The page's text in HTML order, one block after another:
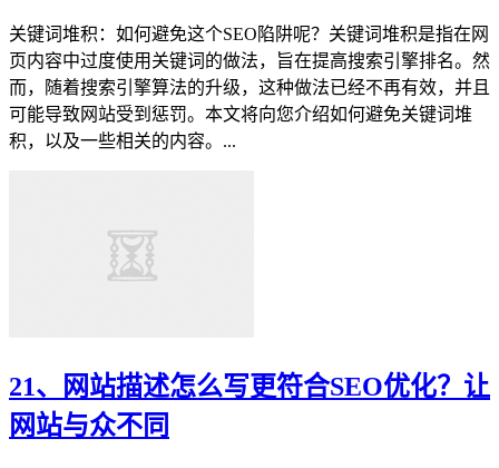
关键词堆积：如何避免这个SEO陷阱呢？关键词堆积是指在网
页内容中过度使用关键词的做法，旨在提高搜索引擎排名。然
而，随着搜索引擎算法的升级，这种做法已经不再有效，并且
可能导致网站受到惩罚。本文将向您介绍如何避免关键词堆
积，以及一些相关的内容。...
21、网站描述怎么写更符合SEO优化？让
网站与众不同